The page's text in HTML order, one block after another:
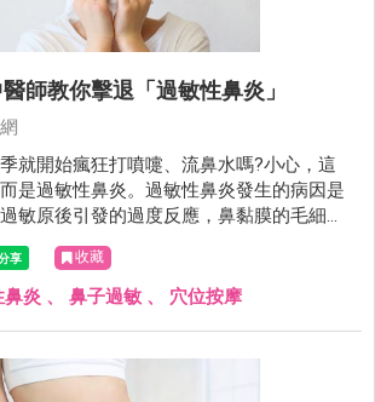
師教你擊退「過敏性鼻炎」
就開始瘋狂打噴嚏、流鼻水嗎?小心，這
是過敏性鼻炎。過敏性鼻炎發生的病因是
敏原後引發的過度反應，鼻黏膜的毛細血
加，導致水腫。
收藏
鼻炎 、 鼻子過敏 、 穴位按摩